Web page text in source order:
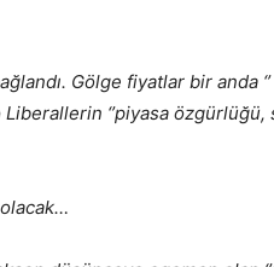
Gölge fiyatlar bir anda
‘’piyasa
olacak…